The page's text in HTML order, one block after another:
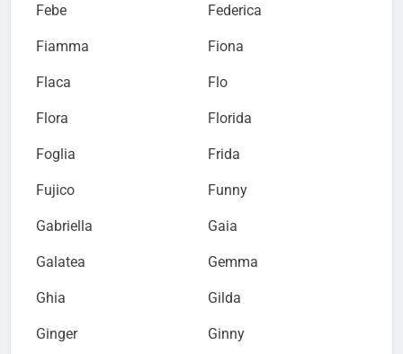
Febe Federica
Fiamma Fiona
Flaca Flo
Flora Florida
Foglia Frida
Fujico Funny
Gabriella Gaia
Galatea Gemma
Ghia Gilda
Ginger Ginny